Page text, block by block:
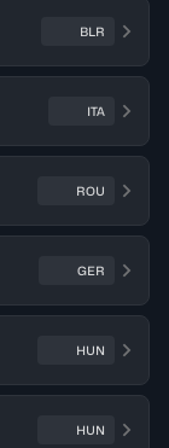
BLR
ITA
ROU
GER
HUN
HUN